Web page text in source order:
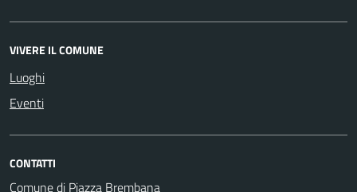
VIVERE IL COMUNE
Luoghi
Eventi
CONTATTI
Comune di Piazza Brembana